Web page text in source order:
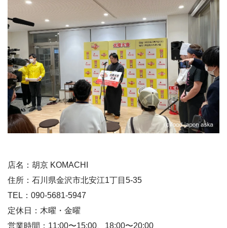
店名：胡京 KOMACHI
住所：石川県金沢市北安江1丁目5-35
TEL：090-5681-5947
定休日：木曜・金曜
営業時間：11:00〜15:00、18:00〜20:00